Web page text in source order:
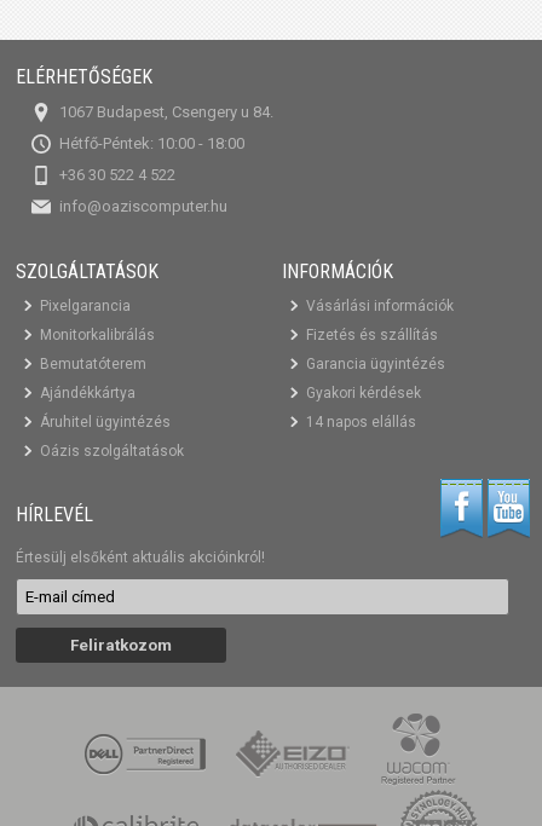
ELÉRHETŐSÉGEK
1067 Budapest, Csengery u 84.
Hétfő-Péntek: 10:00 - 18:00
+36 30 522 4 522
info@oaziscomputer.hu
SZOLGÁLTATÁSOK
Pixelgarancia
Monitorkalibrálás
Bemutatóterem
Ajándékkártya
Áruhitel ügyintézés
Oázis szolgáltatások
INFORMÁCIÓK
Vásárlási információk
Fizetés és szállítás
Garancia ügyintézés
Gyakori kérdések
14 napos elállás
HÍRLEVÉL
Értesülj elsőként aktuális akcióinkról!